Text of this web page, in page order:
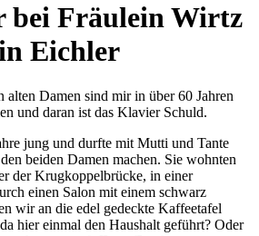
bei Fräulein Wirtz
Eichler
alten Damen sind mir in über 60 Jahren
und daran ist das Klavier Schuld.
jung und durfte mit Mutti und Tante
beiden Damen machen. Sie wohnten
der Krugkoppelbrücke, in einer
einen Salon mit einem schwarz
wir an die edel gedeckte Kaffeetafel
hier einmal den Haushalt geführt? Oder